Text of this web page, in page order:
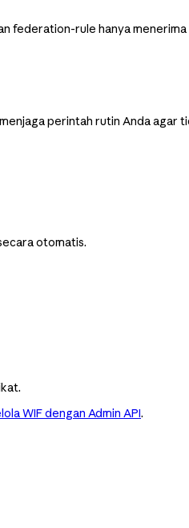
federation-rule hanya
perintah rutin Anda agar
otomatis.
WIF dengan Admin API.